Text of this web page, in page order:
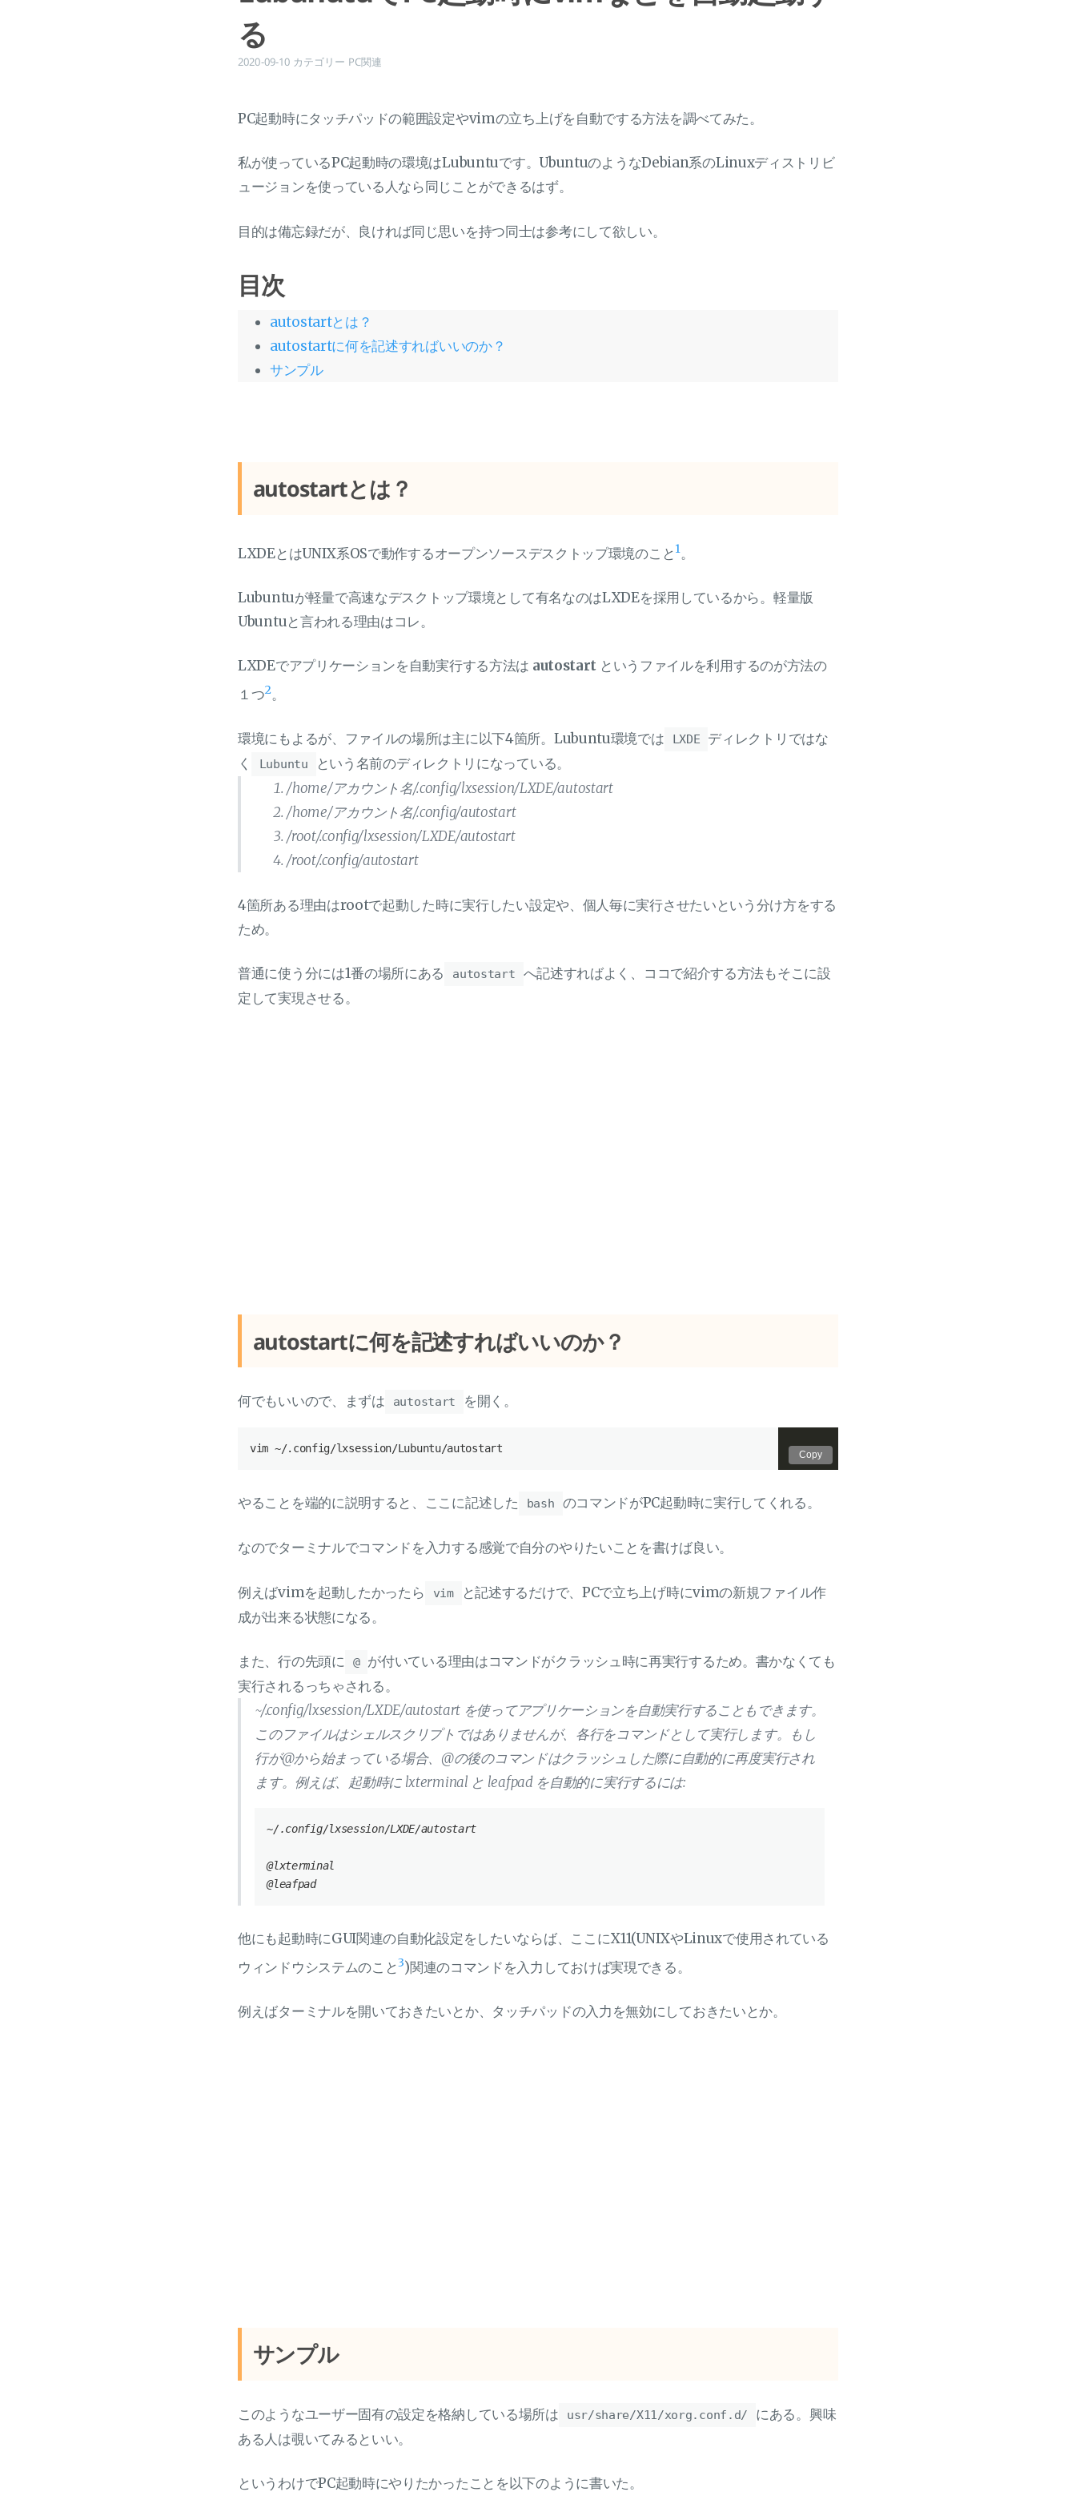
る
2020-09-10 カテゴリー PC関連
PC起動時にタッチパッドの範囲設定やvimの立ち上げを自動でする方法を調べてみた。
私が使っているPC起動時の環境はLubuntuです。UbuntuのようなDebian系のLinuxディストリビ
ュージョンを使っている人なら同じことができるはず。
目的は備忘録だが、良ければ同じ思いを持つ同士は参考にして欲しい。
目次
autostartとは？
autostartに何を記述すればいいのか？
サンプル
autostartとは？
LXDEとはUNIX系OSで動作するオープンソースデスクトップ環境のこと 1。
Lubuntuが軽量で高速なデスクトップ環境として有名なのはLXDEを採用しているから。軽量版
Ubuntuと言われる理由はコレ。
LXDEでアプリケーションを自動実行する方法は autostart というファイルを利用するのが方法の
１つ2。
環境にもよるが、ファイルの場所は主に以下4箇所。Lubuntu環境では LXDE
ディレクトリではな
く
Lubuntu
という名前のディレクトリになっている。
/home/アカウント名/.config/lxsession/LXDE/autostart
/home/アカウント名/.config/autostart
/root/.config/lxsession/LXDE/autostart
/root/.config/autostart
4箇所ある理由はrootで起動した時に実行したい設定や、個人毎に実行させたいという分け方をする
ため。
普通に使う分には1番の場所にある autostart
へ記述すればよく、ココで紹介する方法もそこに設
定して実現させる。
autostartに何を記述すればいいのか？
何でもいいので、まずは autostart を開く。
Copy
やることを端的に説明すると、ここに記述した bash のコマンドがPC起動時に実行してくれる。
なのでターミナルでコマンドを入力する感覚で自分のやりたいことを書けば良い。
例えばvimを起動したかったら vim
と記述するだけで、PCで立ち上げ時にvimの新規ファイル作
成が出来る状態になる。
また、行の先頭に @ が付いている理由はコマンドがクラッシュ時に再実行するため。書かなくても
実行されるっちゃされる。
~/.config/lxsession/LXDE/autostart を使ってアプリケーションを自動実行することもできます。
このファイルはシェルスクリプトではありませんが、各行をコマンドとして実行します。もし
行が@から始まっている場合、@の後のコマンドはクラッシュした際に自動的に再度実行され
ます。例えば、起動時に lxterminal と leafpad を自動的に実行するには:
~/.config/lxsession/LXDE/autostart
@lxterminal
他にも起動時にGUI関連の自動化設定をしたいならば、ここにX11(UNIXやLinuxで使用されている
ウィンドウシステムのこと3)関連のコマンドを入力しておけば実現できる。
例えばターミナルを開いておきたいとか、タッチパッドの入力を無効にしておきたいとか。
サンプル
このようなユーザー固有の設定を格納している場所は usr/share/X11/xorg.conf.d/
にある。興味
ある人は覗いてみるといい。
というわけでPC起動時にやりたかったことを以下のように書いた。